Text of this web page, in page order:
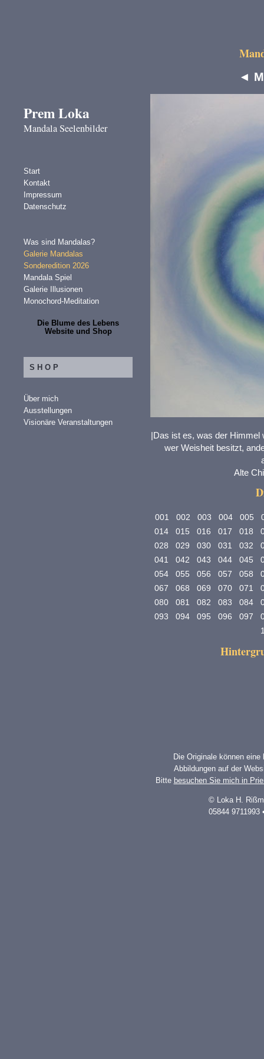
Prem Loka
Mandala Seelenbilder
Start
Kontakt
Impressum
Datenschutz
Was sind Mandalas?
Galerie Mandalas
Sonderedition 2026
Mandala Spiel
Galerie Illusionen
Monochord-Meditation
Die Blume des Lebens
Website und Shop
SHOP
Über mich
Ausstellungen
Visionäre Veranstaltungen
◄
|Das ist es, was der Himmel
wer Weisheit besitzt,
Alte
001 002 003 004 005
014
015 016 017 018
028
029 030 031 032
041
042 043 044 045
054
055 056 057 058
067
068 069 070 071
080
081 082 083 084
093
094 095 096 097
Die Originale können
Abbildungen auf der
Bitte besuchen Sie mich in
© Loka H.
05844 9711993